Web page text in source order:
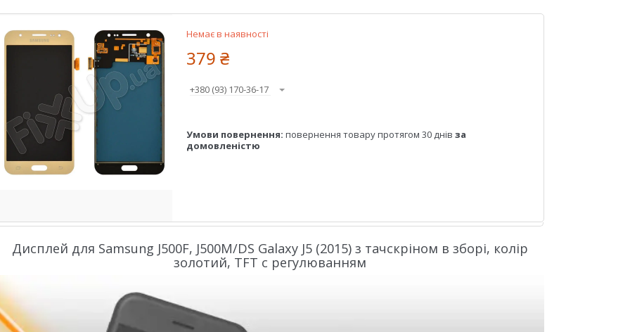
Немає в наявності
379 ₴
+380 (93) 170-36-17
повернення товару протягом 30 днів за
домовленістю
Дисплей для Samsung J500F, J500M/DS Galaxy J5 (2015) з тачскріном в зборі, колір
золотий, TFT c регулюванням